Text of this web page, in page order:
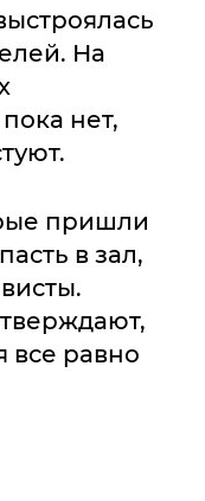
На
нет,
пришли
в зал,
все равно